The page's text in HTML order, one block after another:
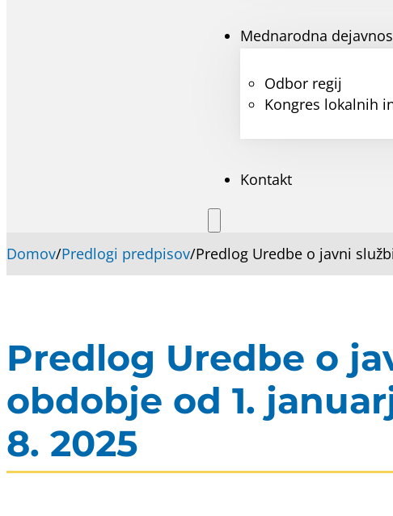
Mednarodna
Odbor regij
Kongres lokalnih
Kontakt
Domov/Predlogi predpisov/Predlog Uredbe o javni
Predlog Uredbe o
obdobje od 1.
8. 2025